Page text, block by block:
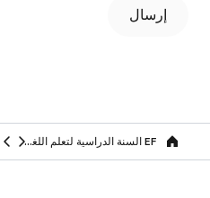
إرسال
Home EF السنة الدراسية لتعلم اللغة في الخارج